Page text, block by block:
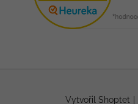
Vytvořil Shoptet